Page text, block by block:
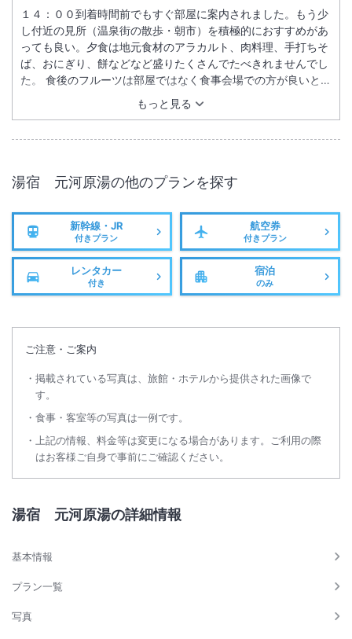
もっと見る
１４：００到着時間前でもすぐ部屋に案内されました。もう少
し付近の見所（温泉街の散歩・朝市）を積極的におすすめがあ
っても良い。夕食は地元食材のアラカルト、肉料理、手打ちそ
ば、おにぎり、餅などなど盛りたくさんでたべきれませんでし
た。 食後のフルーツは部屋ではなく食事会場での方が良いと思
湯宿 元河原湯の他のプランを探す
新幹線・JR
付きプラン
航空券
付きプラン
レンタカー
付き
宿泊
のみ
ご注意・ご案内
掲載されている写真は、旅館・ホテルから提供された画像で
す。
食事・客室等の写真は一例です。
上記の情報、料金等は変更になる場合があります。ご利用の際
はお客様ご自身で事前にご確認ください。
湯宿 元河原湯の詳細情報
基本情報
プラン一覧
写真